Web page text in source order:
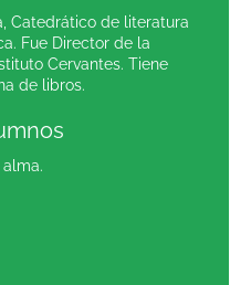
Catedrático de literatura
Fue Director de la
Cervantes. Tiene
de libros.